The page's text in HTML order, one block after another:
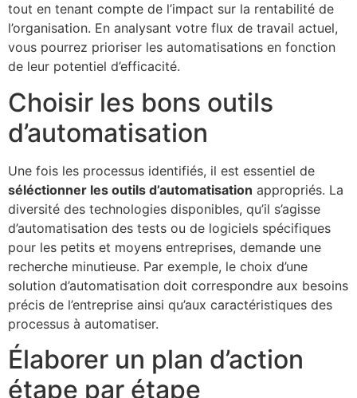
tout en tenant compte de l’impact sur la rentabilité de
l’organisation. En analysant votre flux de travail actuel,
vous pourrez prioriser les automatisations en fonction
de leur potentiel d’efficacité.
Choisir les bons outils
d’automatisation
Une fois les processus identifiés, il est essentiel de
séléctionner les outils d’automatisation appropriés. La
diversité des technologies disponibles, qu’il s’agisse
d’automatisation des tests ou de logiciels spécifiques
pour les petits et moyens entreprises, demande une
recherche minutieuse. Par exemple, le choix d’une
solution d’automatisation doit correspondre aux besoins
précis de l’entreprise ainsi qu’aux caractéristiques des
processus à automatiser.
Élaborer un plan d’action
étape par étape